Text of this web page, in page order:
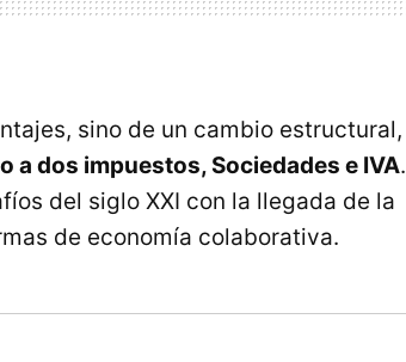
sino de un cambio estructural,
a dos impuestos, Sociedades e IVA.
del siglo XXI con la llegada de la
de economía colaborativa.